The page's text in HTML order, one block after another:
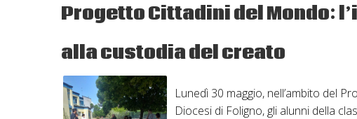
Progetto Cittadini del Mondo:
alla custodia del creato
Lunedì 30 maggio, nell’ambito del
Diocesi di Foligno, gli alunni della